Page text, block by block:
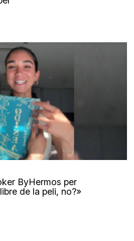
ByHermos per
de la peli, no?»